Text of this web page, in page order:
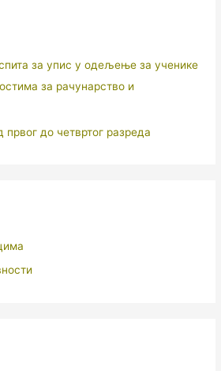
за упис у одељење за ученике
за рачунарство и
првог до четвртог разреда